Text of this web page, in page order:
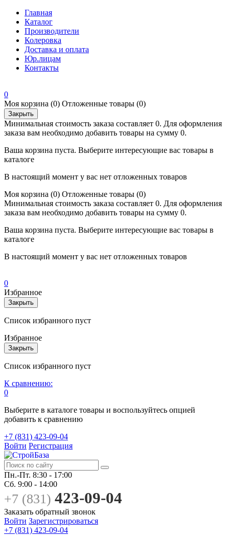
Главная
Каталог
Производители
Колеровка
Доставка и оплата
Юр.лицам
Контакты
0
Моя корзина (0) Отложенные товары (0)
Закрыть
Минимальная стоимость заказа составляет 0. Для оформления
заказа вам необходимо добавить товары на сумму 0.
Ваша корзина пуста. Выберите интересующие вас товары в
каталоге
В настоящий момент у вас нет отложенных товаров
Моя корзина (0) Отложенные товары (0)
Минимальная стоимость заказа составляет 0. Для оформления
заказа вам необходимо добавить товары на сумму 0.
Ваша корзина пуста. Выберите интересующие вас товары в
каталоге
В настоящий момент у вас нет отложенных товаров
0
Избранное
Закрыть
Список избранного пуст
Избранное
Закрыть
Список избранного пуст
К сравнению:
0
Выберите в каталоге товары и воспользуйтесь опцией
добавить к сравнению
+7 (831) 423-09-04
Войти Регистрация
Пн.-Пт. 8:30 - 17:00
Сб. 9:00 - 14:00
+7 (831) 423-09-04
Заказать обратный звонок
Войти Зарегистрироваться
+7 (831) 423-09-04